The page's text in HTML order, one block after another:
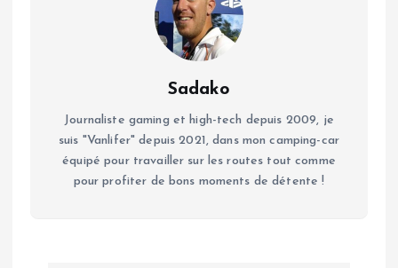
Sadako
Journaliste gaming et high-tech depuis 2009, je
suis "Vanlifer" depuis 2021, dans mon camping-car
équipé pour travailler sur les routes tout comme
pour profiter de bons moments de détente !